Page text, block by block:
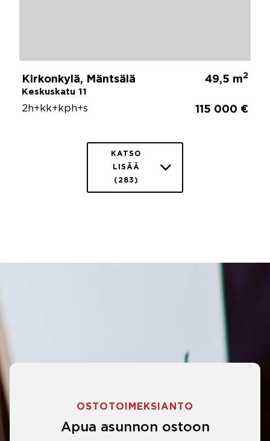
Kirkonkylä, Mäntsälä
Keskuskatu 11
49,5 m2
2h+kk+kph+s 115 000 €
KATSO
LISÄÄ
(283)
OSTOTOIMEKSIANTO
Apua asunnon ostoon